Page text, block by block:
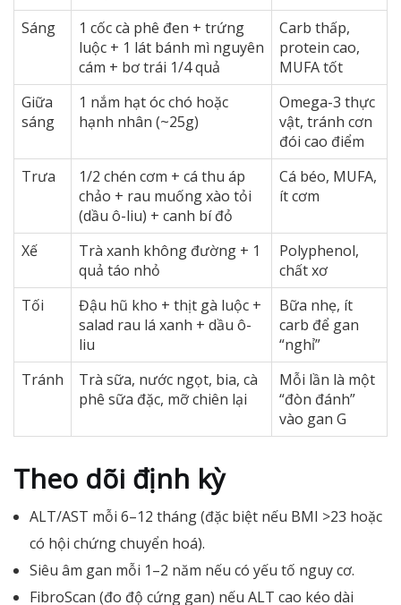
Sáng
1 cốc cà phê đen + trứng
luộc + 1 lát bánh mì nguyên
cám + bơ trái 1/4 quả
Carb thấp,
protein cao,
MUFA tốt
Giữa
sáng
1 nắm hạt óc chó hoặc
hạnh nhân (~25g)
Omega-3 thực
vật, tránh cơn
đói cao điểm
Trưa
1/2 chén cơm + cá thu áp
chảo + rau muống xào tỏi
(dầu ô-liu) + canh bí đỏ
Cá béo, MUFA,
ít cơm
Xế
Trà xanh không đường + 1
quả táo nhỏ
Polyphenol,
chất xơ
Tối
Đậu hũ kho + thịt gà luộc +
salad rau lá xanh + dầu ô-
liu
Bữa nhẹ, ít
carb để gan
“nghỉ”
Tránh
Trà sữa, nước ngọt, bia, cà
phê sữa đặc, mỡ chiên lại
Mỗi lần là một
“đòn đánh”
vào gan G
Theo dõi định kỳ
ALT/AST mỗi 6–12 tháng (đặc biệt nếu BMI >23 hoặc
có hội chứng chuyển hoá).
Siêu âm gan mỗi 1–2 năm nếu có yếu tố nguy cơ.
FibroScan (đo độ cứng gan) nếu ALT cao kéo dài